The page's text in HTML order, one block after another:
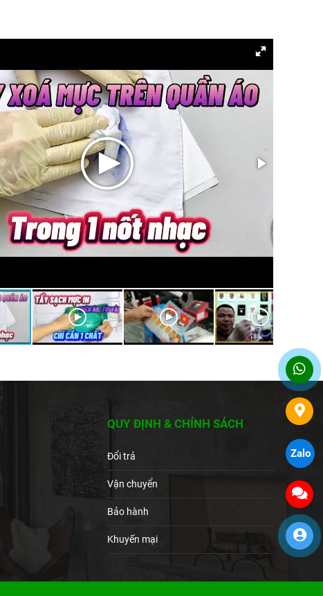
QUY ĐỊNH & CHÍNH SÁCH
Đổi trả
Vận chuyển
Bảo hành
Khuyến mại
Zalo